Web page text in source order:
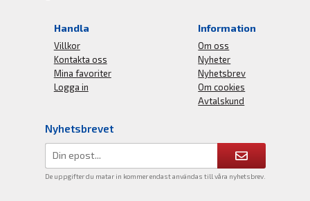
Handla
Villkor
Kontakta oss
Mina favoriter
Logga in
Information
Om oss
Nyheter
Nyhetsbrev
Om cookies
Avtalskund
Nyhetsbrevet
De uppgifter du matar in kommer endast användas till våra nyhetsbrev.